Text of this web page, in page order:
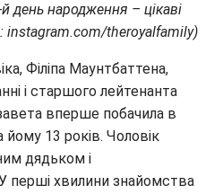
день народження – цікаві
instagram.com/theroyalfamily)
Філіпа Маунтбаттена,
і старшого лейтенанта
вперше побачила в
йому 13 років. Чоловік
дядьком і
хвилини знайомства